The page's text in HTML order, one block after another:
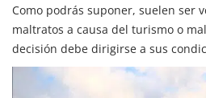
Como podrás suponer, suelen ser
maltratos a causa del turismo o
decisión debe dirigirse a sus